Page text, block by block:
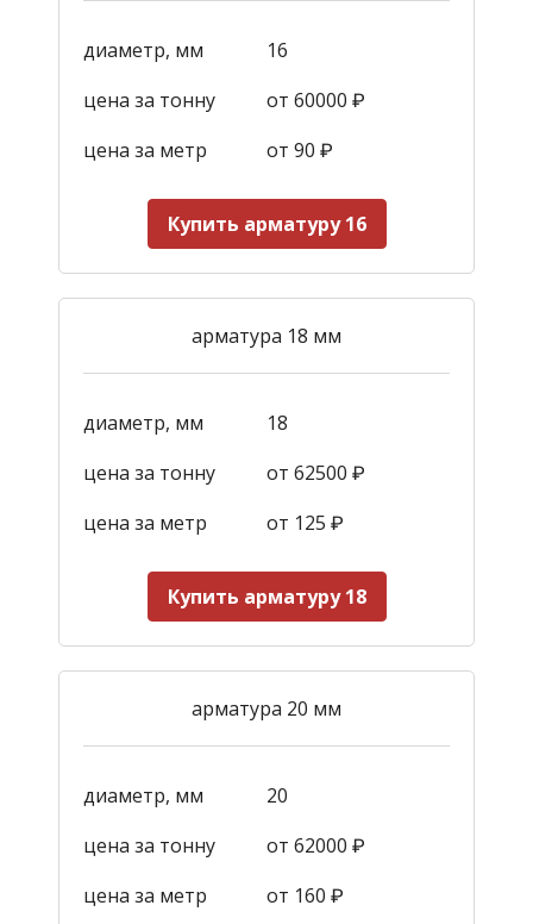
диаметр, мм
16
цена за тонну
от 60000 ₽
цена за метр
от 90 ₽
Купить арматуру 16
арматура 18 мм
диаметр, мм
18
цена за тонну
от 62500 ₽
цена за метр
от 125 ₽
Купить арматуру 18
арматура 20 мм
диаметр, мм
20
цена за тонну
от 62000 ₽
цена за метр
от 160 ₽